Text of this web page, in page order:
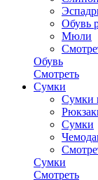
Обувь
Мюли
Обувь
Смотреть
Сумки
Сумки
Сумки
Сумки
Смотреть